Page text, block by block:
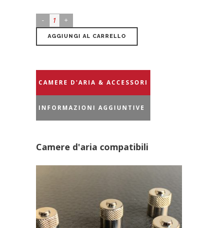
AGGIUNGI AL CARRELLO
CAMERE D'ARIA & ACCESSORI
INFORMAZIONI AGGIUNTIVE
Camere d'aria compatibili